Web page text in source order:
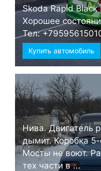
Skoda Rapid Black
Хорошее
Тел:
Купить автомобиль
Нива. Двигатель
дымит. Коробка
Мосты не воют.
тех части в ...